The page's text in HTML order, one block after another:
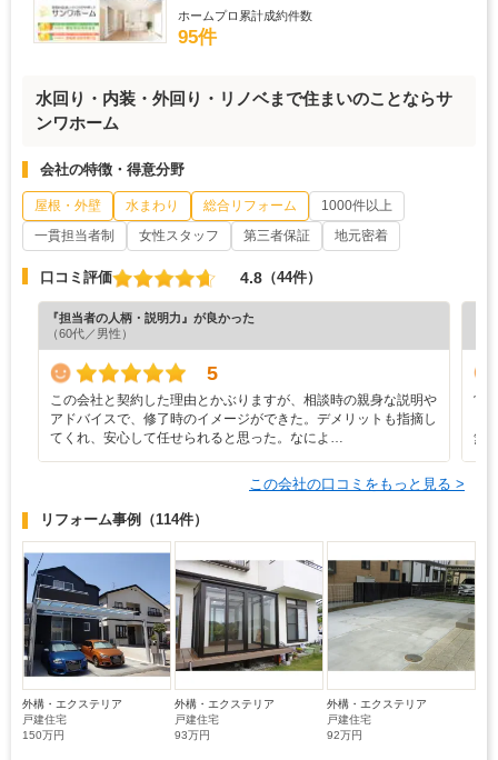
ホームプロ累計成約件数
95件
水回り・内装・外回り・リノベまで住まいのことならサ
ンワホーム
会社の特徴・得意分野
屋根・外壁 水まわり 総合リフォーム
1000件以上
一貫担当者制
女性スタッフ 第三者保証 地元密着
口コミ評価 4.8 （44件）
『担当者の人柄・説明力』が良かった
（60代／男性）
5
この会社と契約した理由とかぶりますが、相談時の親身な説明や
アドバイスで、修了時のイメージができた。デメリットも指摘し
てくれ、安心して任せられると思った。なによ…
営
無
この会社の口コミをもっと見る >
リフォーム事例 （114件）
外構・エクステリア
戸建住宅
150万円
外構・エクステリア
戸建住宅
93万円
外構・エクステリア
戸建住宅
92万円